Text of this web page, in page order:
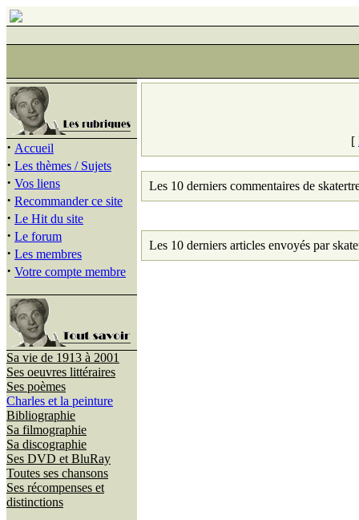
· Accueil
· Les thèmes / Sujets
· Vos liens
· Recommander ce site
· Le Hit du site
· Le forum
· Les membres
· Votre compte membre
Sa vie de 1913 à 2001
Ses oeuvres littéraires
Ses poèmes
Charles et la peinture
Bibliographie
Sa filmographie
Sa discographie
Ses DVD et BluRay
Toutes ses chansons
Ses récompenses et
distinctions
[
Les 10 derniers commentaires de
Les 10 derniers articles envoyés par